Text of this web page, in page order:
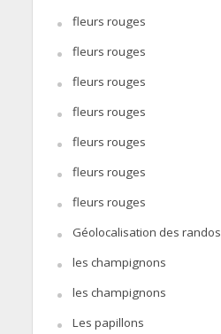
fleurs rouges
fleurs rouges
fleurs rouges
fleurs rouges
fleurs rouges
fleurs rouges
fleurs rouges
Géolocalisation des randos
les champignons
les champignons
Les papillons